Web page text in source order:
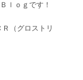
ｌｏｇです！
（グロストリ